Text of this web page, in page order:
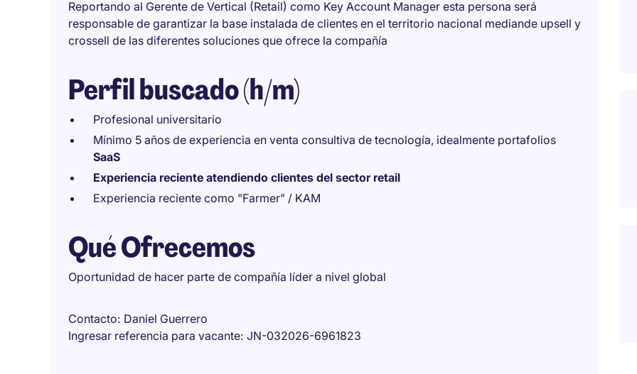
Reportando al Gerente de Vertical (Retail) como Key Account Manager esta persona será
responsable de garantizar la base instalada de clientes en el territorio nacional mediande upsell y
crossell de las diferentes soluciones que ofrece la compañía
Perfil buscado (h/m)
Profesional universitario
Mínimo 5 años de experiencia en venta consultiva de tecnología, idealmente portafolios
SaaS
Experiencia reciente atendiendo clientes del sector retail
Experiencia reciente como "Farmer" / KAM
Qué Ofrecemos
Oportunidad de hacer parte de compañía líder a nivel global
Contacto Daniel Guerrero
Ingresar referencia para vacante JN-032026-6961823